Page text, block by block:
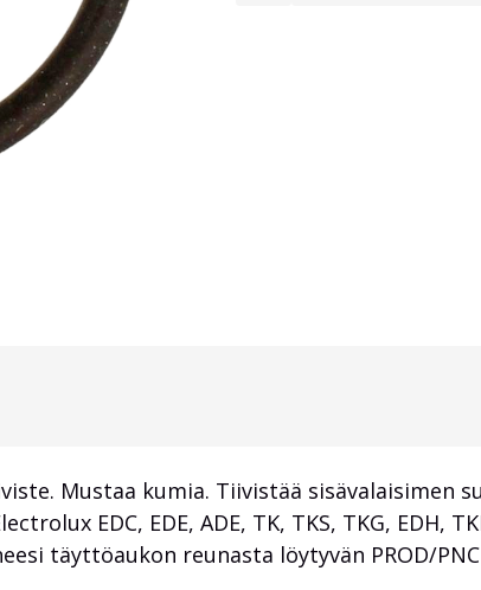
Mustaa kumia. Tiivistää sisävalaisimen
EDC, EDE, ADE, TK, TKS, TKG, EDH,
täyttöaukon reunasta löytyvän PROD/